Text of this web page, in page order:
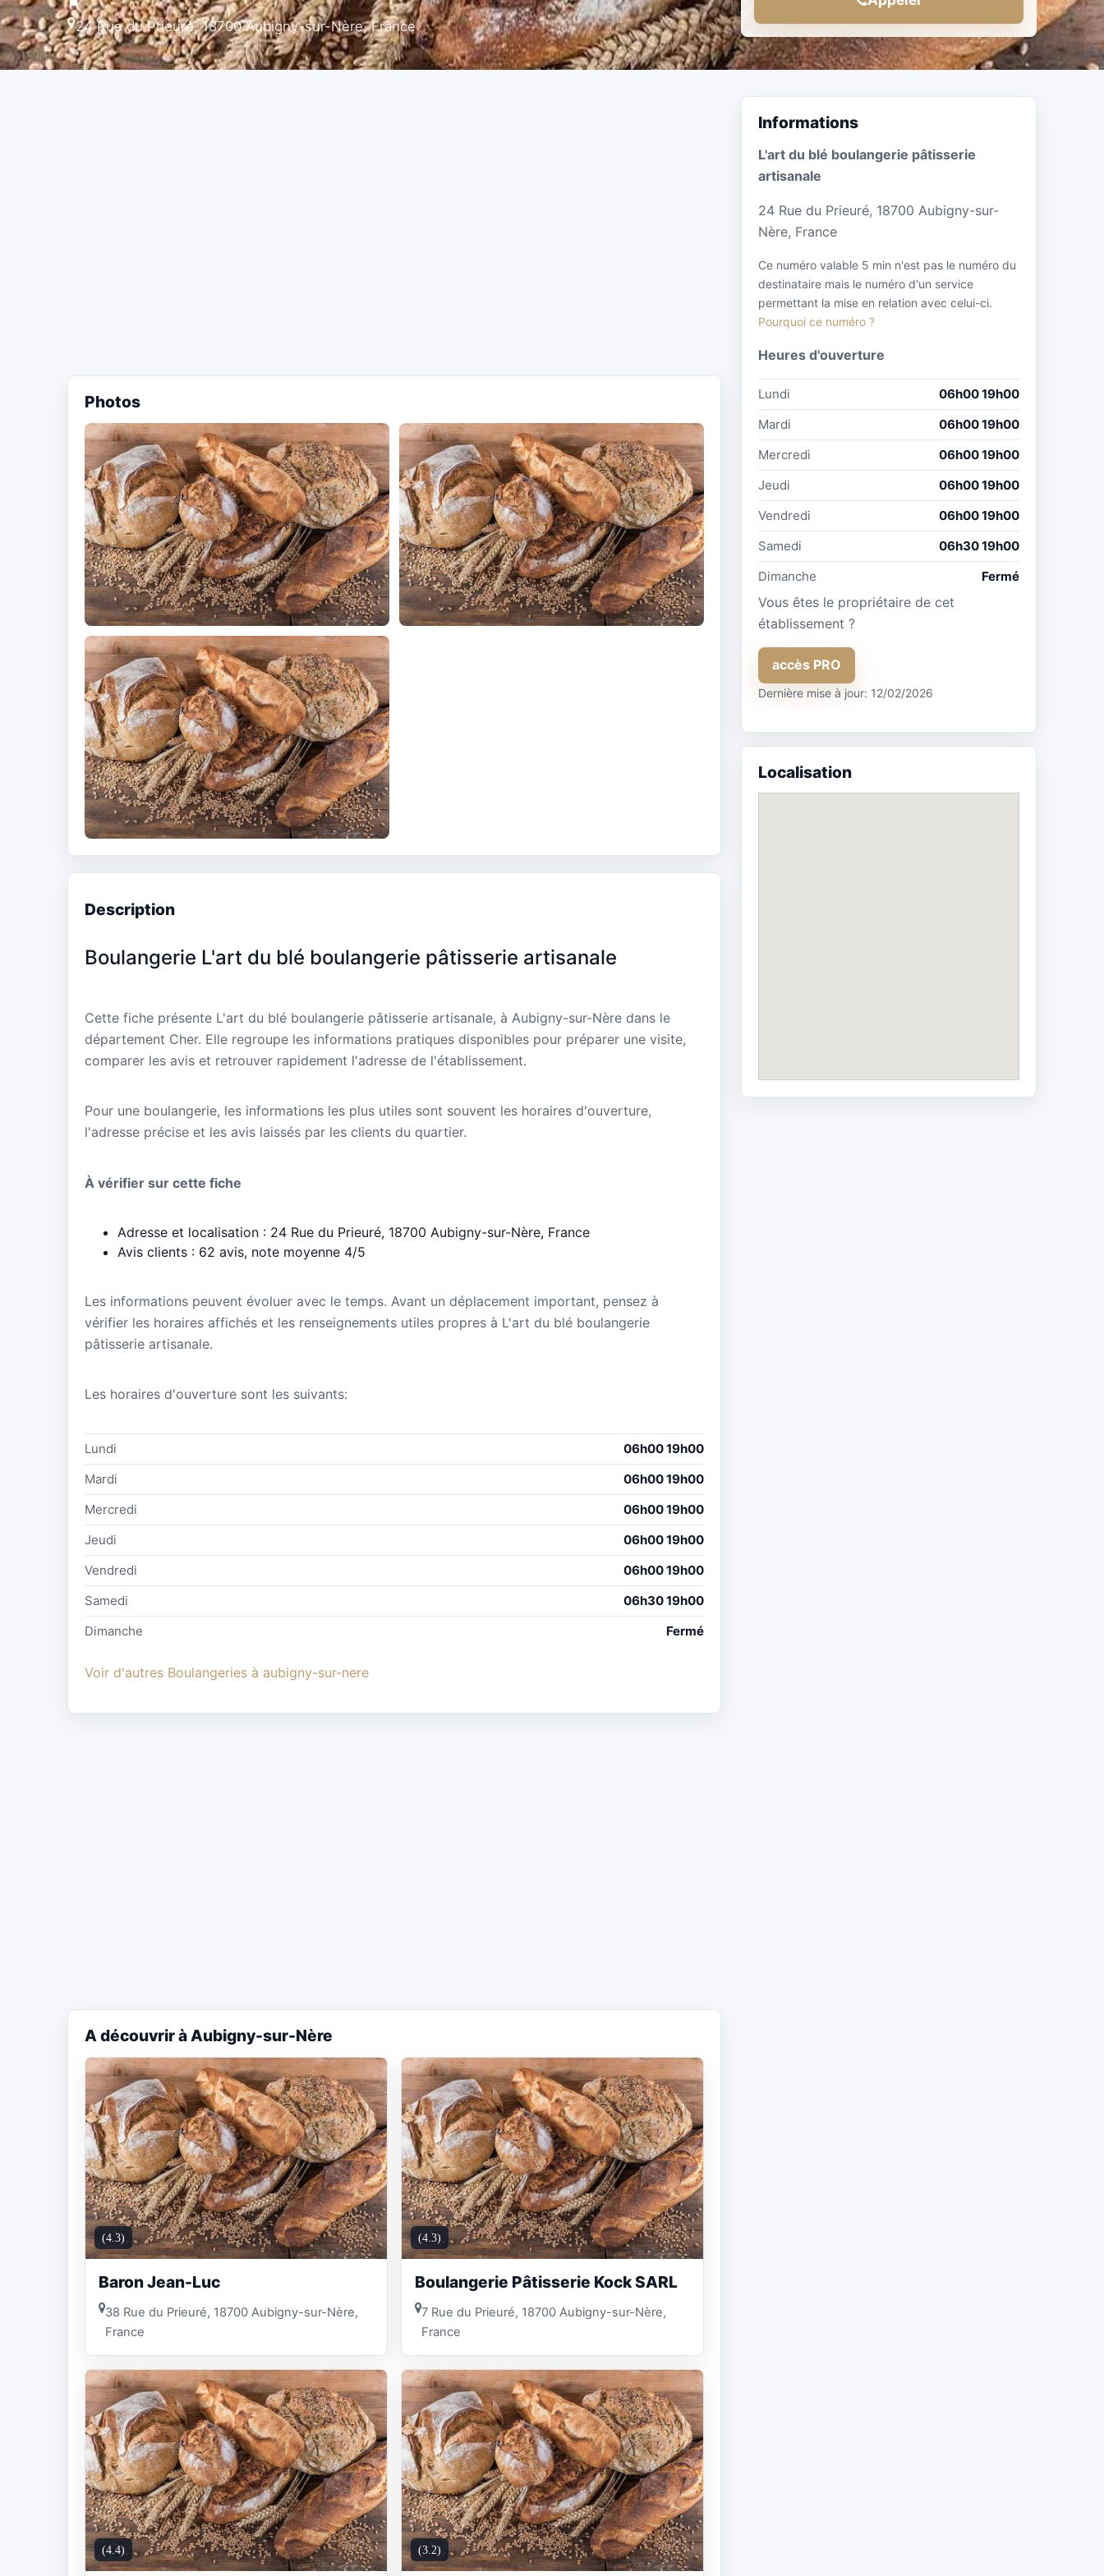
24 Rue du Prieuré, 18700 Aubigny-sur-Nère, France
Photos
Description
Boulangerie L'art du blé boulangerie pâtisserie artisanale
Cette fiche présente L'art du blé boulangerie pâtisserie artisanale, à Aubigny-sur-Nère dans le
département Cher. Elle regroupe les informations pratiques disponibles pour préparer une visite,
comparer les avis et retrouver rapidement l'adresse de l'établissement.
Pour une boulangerie, les informations les plus utiles sont souvent les horaires d'ouverture,
l'adresse précise et les avis laissés par les clients du quartier.
À vérifier sur cette fiche
Adresse et localisation : 24 Rue du Prieuré, 18700 Aubigny-sur-Nère, France
Avis clients : 62 avis, note moyenne 4/5
Les informations peuvent évoluer avec le temps. Avant un déplacement important, pensez à
vérifier les horaires affichés et les renseignements utiles propres à L'art du blé boulangerie
pâtisserie artisanale.
Les horaires d'ouverture sont les suivants:
Lundi
06h00 19h00
Mardi
06h00 19h00
Mercredi
06h00 19h00
Jeudi
06h00 19h00
Vendredi
06h00 19h00
Samedi
06h30 19h00
Dimanche
Fermé
Voir d'autres Boulangeries à aubigny-sur-nere
A découvrir à Aubigny-sur-Nère
(4.3)
Baron Jean-Luc
38 Rue du Prieuré, 18700 Aubigny-sur-Nère,
France
(4.3)
Boulangerie Pâtisserie Kock SARL
7 Rue du Prieuré, 18700 Aubigny-sur-Nère,
France
(4.4) (3.2)
Informations
L'art du blé boulangerie pâtisserie
artisanale
24 Rue du Prieuré, 18700 Aubigny-sur-
Nère, France
Ce numéro valable 5 min n'est pas le numéro du
destinataire mais le numéro d'un service
permettant la mise en relation avec celui-ci.
Pourquoi ce numéro ?
Heures d'ouverture
Lundi
06h00 19h00
Mardi
06h00 19h00
Mercredi
06h00 19h00
Jeudi
06h00 19h00
Vendredi
06h00 19h00
Samedi
06h30 19h00
Dimanche
Fermé
Vous êtes le propriétaire de cet
établissement ?
accès PRO
Dernière mise à jour: 12/02/2026
Localisation